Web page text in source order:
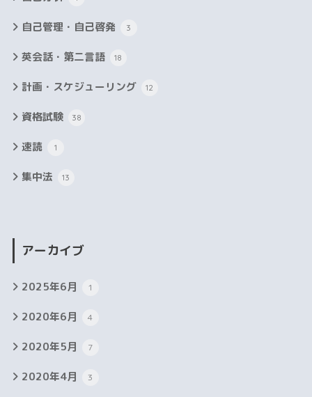
自己管理・自己啓発 3
英会話・第二言語 18
計画・スケジューリング 12
資格試験 38
速読 1
集中法 13
アーカイブ
2025年6月 1
2020年6月 4
2020年5月 7
2020年4月 3